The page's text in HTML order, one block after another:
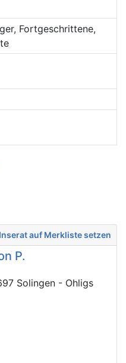
Fortgeschrittene,
Inserat auf Merkliste setzen
P.
Solingen - Ohligs